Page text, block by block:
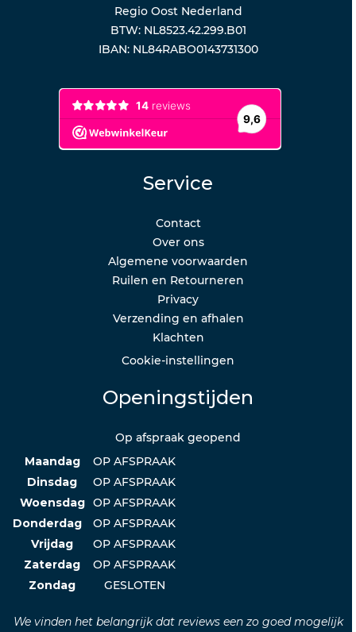
Regio Oost Nederland
BTW: NL8523.42.299.B01
IBAN: NL84RABO0143731300
Service
Contact
Over ons
Algemene voorwaarden
Ruilen en Retourneren
Privacy
Verzending en afhalen
Klachten
Cookie-instellingen
Openingstijden
Op afspraak geopend
Maandag
OP AFSPRAAK
Dinsdag
OP AFSPRAAK
Woensdag OP AFSPRAAK
Donderdag
OP AFSPRAAK
Vrijdag
OP AFSPRAAK
Zaterdag
OP AFSPRAAK
Zondag
GESLOTEN
We vinden het belangrijk dat reviews een zo goed mogelijk